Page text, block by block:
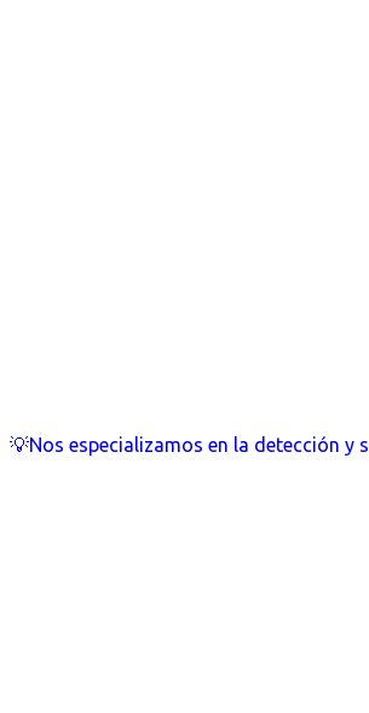
💡Nos especializamos en la detección y